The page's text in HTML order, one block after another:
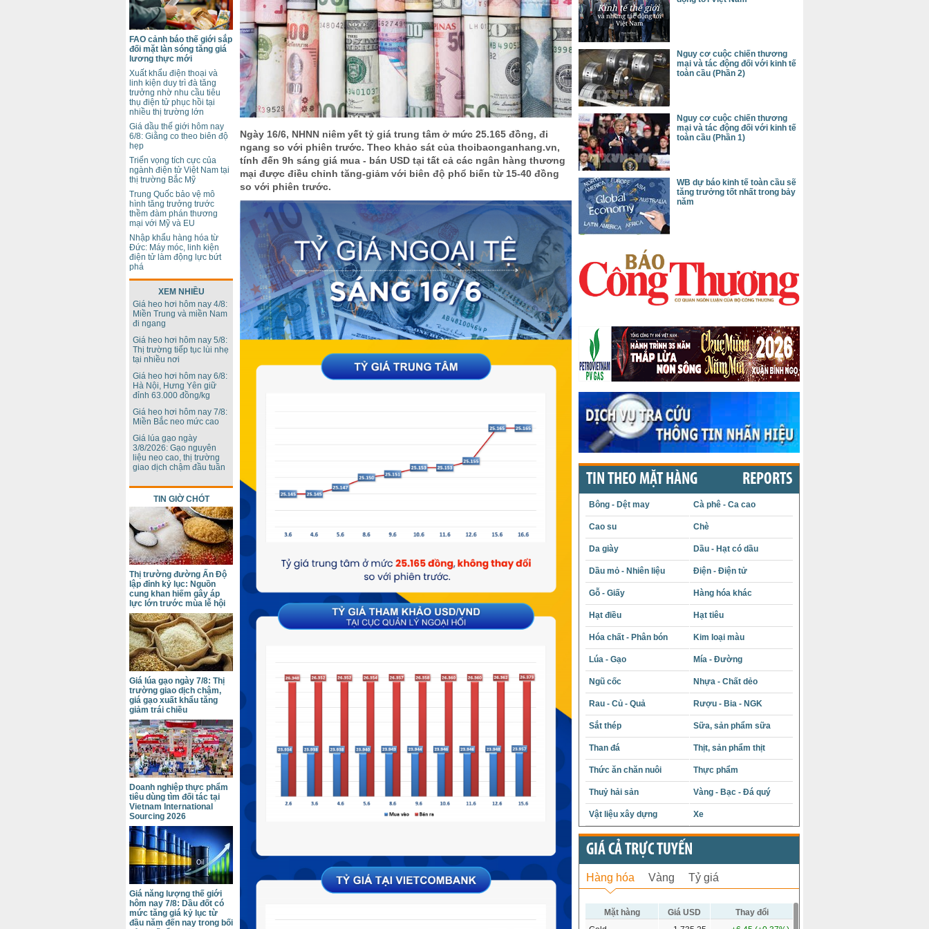
Ngày 16/6, NHNN niêm yết tỷ giá trung tâm ở mức 25.165 đồng, đi
ngang so với phiên trước. Theo khảo sát của thoibaonganhang.vn,
tính đến 9h sáng giá mua - bán USD tại tất cả các ngân hàng thương
mại được điều chỉnh tăng-giảm với biên độ phổ biến từ 15-40 đồng
so với phiên trước.
FAO cảnh báo thế giới sắp
đối mặt làn sóng tăng giá
lương thực mới
Xuất khẩu điện thoại và
linh kiện duy trì đà tăng
trưởng nhờ nhu cầu tiêu
thụ điện tử phục hồi tại
nhiều thị trường lớn
Giá dầu thế giới hôm nay
6/8: Giằng co theo biên độ
hẹp
Triển vọng tích cực của
ngành điện tử Việt Nam tại
thị trường Bắc Mỹ
Trung Quốc bảo vệ mô
hình tăng trưởng trước
thềm đàm phán thương
mại với Mỹ và EU
Nhập khẩu hàng hóa từ
Đức: Máy móc, linh kiện
điện tử làm động lực bứt
phá
XEM NHIỀU
Giá heo hơi hôm nay 4/8:
Miền Trung và miền Nam
đi ngang
Giá heo hơi hôm nay 5/8:
Thị trường tiếp tục lùi nhẹ
tại nhiều nơi
Giá heo hơi hôm nay 6/8:
Hà Nội, Hưng Yên giữ
đỉnh 63.000 đồng/kg
Giá heo hơi hôm nay 7/8:
Miền Bắc neo mức cao
Giá lúa gạo ngày
3/8/2026: Gạo nguyên
liệu neo cao, thị trường
giao dịch chậm đầu tuần
TIN GIỜ CHÓT
Thị trường đường Ấn Độ
lập đỉnh kỷ lục: Nguồn
cung khan hiếm gây áp
lực lớn trước mùa lễ hội
Giá lúa gạo ngày 7/8: Thị
trường giao dịch chậm,
giá gạo xuất khẩu tăng
giảm trái chiều
Doanh nghiệp thực phẩm
tiêu dùng tìm đối tác tại
Vietnam International
Sourcing 2026
Giá năng lượng thế giới
hôm nay 7/8: Dầu đốt có
mức tăng giá kỷ lục từ
đầu năm đến nay trong bối
Nguy cơ cuộc chiến thương
mại và tác động đối với kinh tế
toàn cầu (Phần 2)
Nguy cơ cuộc chiến thương
mại và tác động đối với kinh tế
toàn cầu (Phần 1)
WB dự báo kinh tế toàn cầu sẽ
tăng trưởng tốt nhất trong bảy
năm
TIN THEO MẶT HÀNG REPORTS
Bông - Dệt may Cà phê - Ca cao
Cao su Chè
Da giày Dầu - Hạt có dầu
Dầu mỏ - Nhiên liệu Điện - Điện tử
Gỗ - Giấy Hàng hóa khác
Hạt điều Hạt tiêu
Hóa chất - Phân bón Kim loại màu
Lúa - Gạo Mía - Đường
Ngũ cốc Nhựa - Chất dẻo
Rau - Củ - Quả Rượu - Bia - NGK
Sắt thép Sữa, sản phẩm sữa
Than đá Thịt, sản phẩm thịt
Thức ăn chăn nuôi Thực phẩm
Thuỷ hải sản Vàng - Bạc - Đá quý
Vật liệu xây dựng Xe
GIÁ CẢ TRỰC TUYẾN
Hàng hóa Vàng Tỷ giá
Mặt hàng Giá USD
Thay đổi